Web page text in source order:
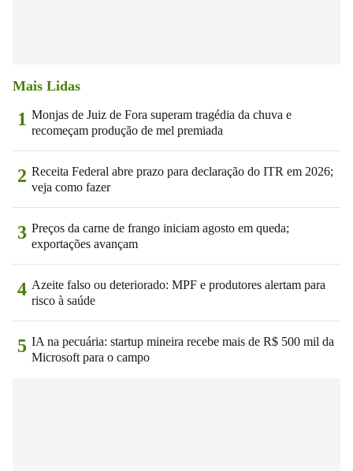
Mais Lidas
1 Monjas de Juiz de Fora superam tragédia da chuva e
recomeçam produção de mel premiada
2 Receita Federal abre prazo para declaração do ITR em 2026;
veja como fazer
3 Preços da carne de frango iniciam agosto em queda;
exportações avançam
4 Azeite falso ou deteriorado: MPF e produtores alertam para
risco à saúde
5 IA na pecuária: startup mineira recebe mais de R$ 500 mil da
Microsoft para o campo